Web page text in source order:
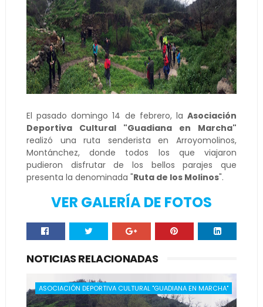
El pasado domingo 14 de febrero, laAsociación
Deportiva Cultural "Guadiana en Marcha"
realizó una ruta senderista en Arroyomolinos,
Montánchez, donde todos los que viajaron
pudieron disfrutar de los bellos parajes que
presenta la denominada "Ruta de los Molinos".
VER GALERÍA DE FOTOS
NOTICIAS RELACIONADAS
ASOCIACIÓN DEPORTIVA CULTURAL "GUADIANA EN MARCHA"